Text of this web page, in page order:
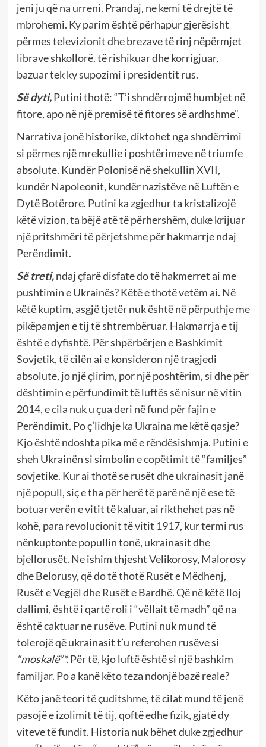
jeni ju që na urreni. Prandaj, ne kemi të drejtë të
mbrohemi. Ky parim është përhapur gjerësisht
përmes televizionit dhe brezave të rinj nëpërmjet
librave shkollorë. të rishikuar dhe korrigjuar,
bazuar tek ky supozimi i presidentit rus.
Së dyti,Putini thotë: “T’i shndërrojmë humbjet në
fitore, apo në një premisë të fitores së ardhshme”.
Narrativa jonë historike, diktohet nga shndërrimi
si përmes një mrekullie i poshtërimeve në triumfe
absolute. Kundër Polonisë në shekullin XVII,
kundër Napoleonit, kundër nazistëve në Luftën e
Dytë Botërore. Putini ka zgjedhur ta kristalizojë
këtë vizion, ta bëjë atë të përhershëm, duke krijuar
një pritshmëri të përjetshme për hakmarrje ndaj
Perëndimit.
Së treti,ndaj çfarë disfate do të hakmerret ai me
pushtimin e Ukrainës? Këtë e thotë vetëm ai. Në
këtë kuptim, asgjë tjetër nuk është në përputhje me
pikëpamjen e tij të shtrembëruar. Hakmarrja e tij
është e dyfishtë. Për shpërbërjen e Bashkimit
Sovjetik, të cilën ai e konsideron një tragjedi
absolute, jo një çlirim, por një poshtërim, si dhe për
dështimin e përfundimit të luftës së nisur në vitin
2014, e cila nuk u çua deri në fund për fajin e
Perëndimit. Po ç’lidhje ka Ukraina me këtë qasje?
Kjo është ndoshta pika më e rëndësishmja. Putini e
sheh Ukrainën si simbolin e copëtimit të “familjes”
sovjetike. Kur ai thotë se rusët dhe ukrainasit janë
një popull, siç e tha për herë të parë në një ese të
botuar verën e vitit të kaluar, ai rikthehet pas në
kohë, para revolucionit të vitit 1917, kur termi rus
nënkuptonte popullin tonë, ukrainasit dhe
bjellorusët. Ne ishim thjesht Velikorosy, Malorosy
dhe Belorusy, që do të thotë Rusët e Mëdhenj,
Rusët e Vegjël dhe Rusët e Bardhë. Që në këtë lloj
dallimi, është i qartë roli i “vëllait të madh” që na
është caktuar ne rusëve. Putini nuk mund të
tolerojë që ukrainasit t’u referohen rusëve si
“moskalë”*.Për të, kjo luftë është si një bashkim
familjar. Po a kanë këto teza ndonjë bazë reale?
Këto janë teori të çuditshme, të cilat mund të jenë
pasojë e izolimit të tij, qoftë edhe fizik, gjatë dy
viteve të fundit. Historia nuk bëhet duke zgjedhur